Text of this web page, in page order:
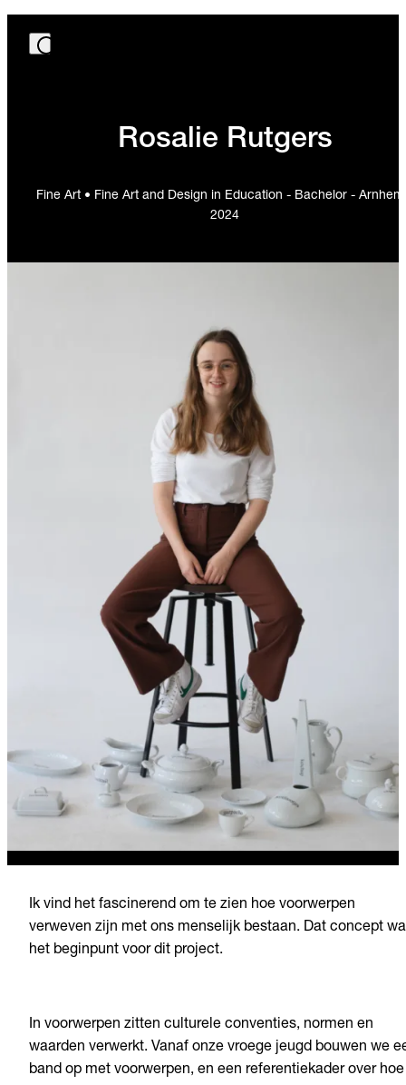
Rosalie Rutgers
Fine Art • Fine Art and Design in Education - Bachelor - Arnhem
2024
Ik vind het fascinerend om te zien hoe voorwerpen
verweven zijn met ons menselijk bestaan. Dat concept
het beginpunt voor dit project.
In voorwerpen zitten culturele conventies, normen en
waarden verwerkt. Vanaf onze vroege jeugd bouwen we
band op met voorwerpen, en een referentiekader over hoe